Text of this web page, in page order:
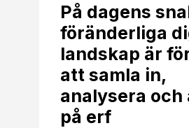
På dagens
föränderliga
landskap är
att samla in,
analysera och
på erf